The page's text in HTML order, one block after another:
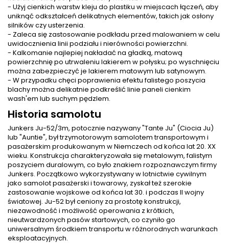
- Użyj cienkich warstw kleju do plastiku w miejscach łączeń, aby
uniknąć odkształceń delikatnych elementów, takich jak osłony
silników czy usterzenia.
- Zaleca się zastosowanie podkładu przed malowaniem w celu
uwidocznienia linii podziału i nierówności powierzchni.
- Kalkomanie najlepiej nakładać na gładką, matową
powierzchnię po utrwaleniu lakierem w połysku; po wyschnięciu
można zabezpieczyć je lakierem matowym lub satynowym.
- W przypadku chęci poprawienia efektu falistego poszycia
blachy można delikatnie podkreślić linie paneli cienkim
wash'em lub suchym pędzlem.
Historia samolotu
Junkers Ju-52/3m, potocznie nazywany "Tante Ju" (Ciocia Ju)
lub "Auntie", był trzymotorowym samolotem transportowym i
pasażerskim produkowanym w Niemczech od końca lat 20. XX
wieku. Konstrukcja charakteryzowała się metalowym, falistym
poszyciem duralowym, co było znakiem rozpoznawczym firmy
Junkers. Początkowo wykorzystywany w lotnictwie cywilnym
jako samolot pasażerski i towarowy, zyskał też szerokie
zastosowanie wojskowe od końca lat 30. i podczas II wojny
światowej. Ju-52 był ceniony za prostotę konstrukcji,
niezawodność i możliwość operowania z krótkich,
nieutwardzonych pasów startowych, co czyniło go
uniwersalnym środkiem transportu w różnorodnych warunkach
eksploatacyjnych.